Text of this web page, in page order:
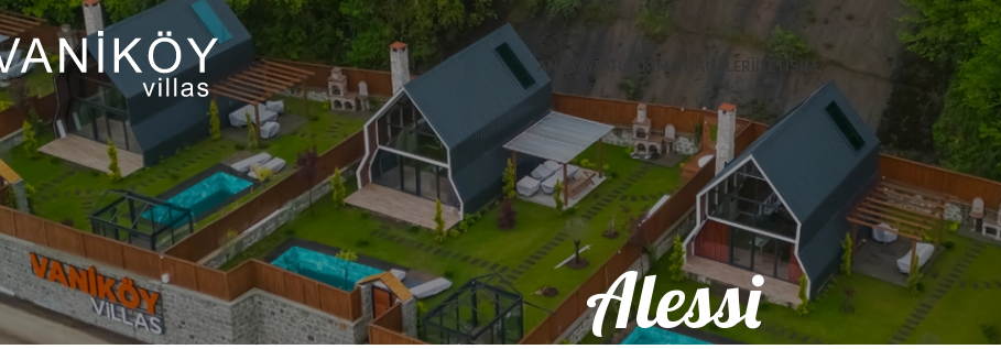
ANASAYFA HAKKIMIZDA GALERİ İLETİŞİM
Alessi